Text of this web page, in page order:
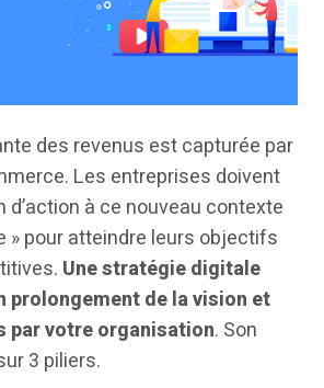
des revenus est capturée par
Les entreprises doivent
d’action à ce nouveau contexte
» pour atteindre leurs objectifs
Une stratégie digitale
prolongement de la vision et
par votre organisation. Son
3 piliers.